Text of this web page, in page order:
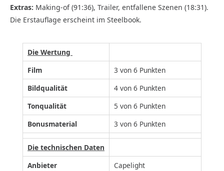
Extras: Making-of (91:36), Trailer, entfallene Szenen (18:31).
Die Erstauflage erscheint im Steelbook.
Die Wertung
Film
3 von 6 Punkten
Bildqualität
4 von 6 Punkten
Tonqualität
5 von 6 Punkten
Bonusmaterial
3 von 6 Punkten
Die technischen Daten
Anbieter
Capelight